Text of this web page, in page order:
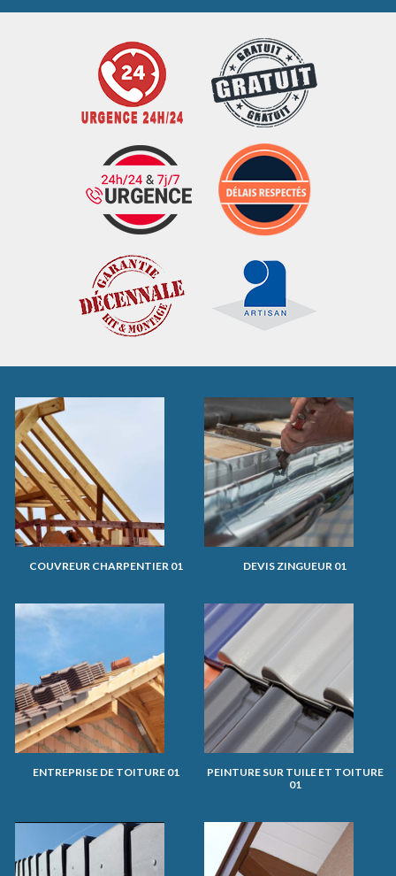
COUVREUR CHARPENTIER 01 DEVIS ZINGUEUR 01
ENTREPRISE DE TOITURE 01
PEINTURE SUR TUILE ET TOITURE
01